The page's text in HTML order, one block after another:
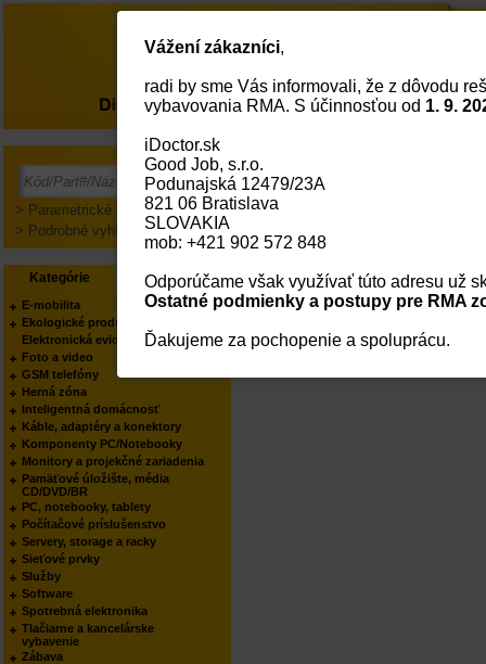
> Parametrické vyhľadávanie
> Podrobné vyhľadávanie
Kategórie Výrobcovia
E-mobilita
Ekologické produkty
Elektronická evidencia tržieb
Foto a video
GSM telefóny
Herná zóna
Inteligentná domácnosť
Káble, adaptéry a konektory
Komponenty PC/Notebooky
Monitory a projekčné zariadenia
Pamäťové úložište, média
CD/DVD/BR
PC, notebooky, tablety
Počítačové príslušenstvo
Servery, storage a racky
Sieťové prvky
Služby
Software
Spotrebná elektronika
Tlačiarne a kancelárske
vybavenie
Zábava
O nás
Vážení zákazníci,
radi by sme Vás informovali, že z dôvodu
vybavovania RMA. S účinnosťou od 1. 9.
iDoctor.sk
Good Job, s.r.o.
Podunajská 12479/23A
821 06 Bratislava
SLOVAKIA
mob: +421 902 572 848
Odporúčame však využívať túto adresu už
Ostatné podmienky a postupy pre RMA
Ďakujeme za pochopenie a spoluprácu.